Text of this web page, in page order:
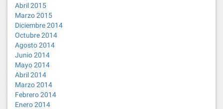
Abril 2015
Marzo 2015
Diciembre 2014
Octubre 2014
Agosto 2014
Junio 2014
Mayo 2014
Abril 2014
Marzo 2014
Febrero 2014
Enero 2014